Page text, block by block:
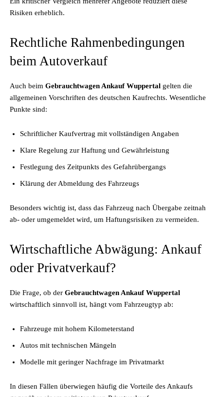
Risiken erheblich.
Rechtliche Rahmenbedingungen
beim Autoverkauf
Auch beim Gebrauchtwagen Ankauf Wuppertal gelten die
allgemeinen Vorschriften des deutschen Kaufrechts. Wesentliche
Punkte sind:
Schriftlicher Kaufvertrag mit vollständigen Angaben
Klare Regelung zur Haftung und Gewährleistung
Festlegung des Zeitpunkts des Gefahrübergangs
Klärung der Abmeldung des Fahrzeugs
Besonders wichtig ist, dass das Fahrzeug nach Übergabe zeitnah
ab- oder umgemeldet wird, um Haftungsrisiken zu vermeiden.
Wirtschaftliche Abwägung: Ankauf
oder Privatverkauf?
Die Frage, ob der Gebrauchtwagen Ankauf Wuppertal
wirtschaftlich sinnvoll ist, hängt vom Fahrzeugtyp ab:
Fahrzeuge mit hohem Kilometerstand
Autos mit technischen Mängeln
Modelle mit geringer Nachfrage im Privatmarkt
In diesen Fällen überwiegen häufig die Vorteile des Ankaufs